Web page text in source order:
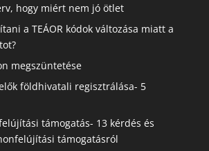
hogy miért nem jó ötlet
a TEÁOR kódok változása miatt a
megszüntetése
földhivatali regisztrálása- 5
támogatás- 13 kérdés és
támogatásról